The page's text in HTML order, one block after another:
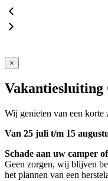
×
Vakantiesluiting
Wij genieten van een korte
Van 25 juli t/m 15
Schade aan uw camper
Geen zorgen, wij blijven
het plannen van een